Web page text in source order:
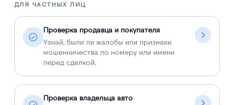
ДЛЯ ЧАСТНЫХ ЛИЦ
Проверка продавца и покупателя
Узнай, были ли жалобы или признаки
мошенничества по номеру или имени
перед сделкой.
Проверка владельца авто